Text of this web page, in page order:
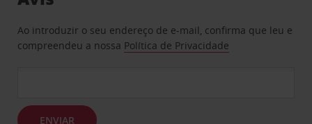
Ao introduzir o seu endereço de e-mail, confirma que leu e
compreendeu a nossa Política de Privacidade
ENVIAR